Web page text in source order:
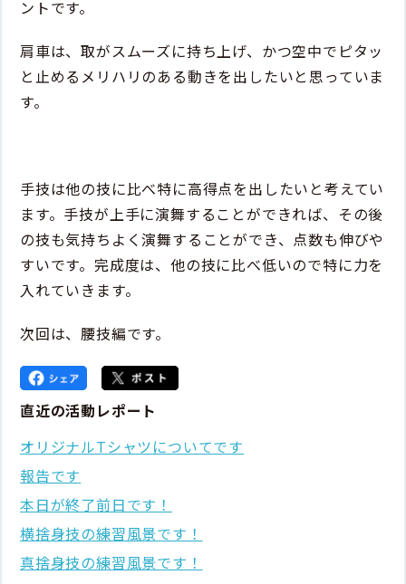
ントです。
肩車は、取がスムーズに持ち上げ、かつ空中でピタッ
と止めるメリハリのある動きを出したいと思っていま
す。
手技は他の技に比べ特に高得点を出したいと考えてい
ます。手技が上手に演舞することができれば、その後
の技も気持ちよく演舞することができ、点数も伸びや
すいです。完成度は、他の技に比べ低いので特に力を
入れていきます。
次回は、腰技編です。
直近の活動レポート
オリジナルTシャツについてです
報告です
本日が終了前日です！
横捨身技の練習風景です！
真捨身技の練習風景です！